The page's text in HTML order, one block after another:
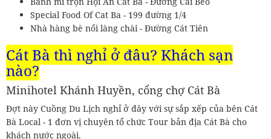
Special Food Of Cat Ba - 199 đường 1/4
Nhà hàng bè nổi làng chài - Đường Cát Tiên
Cát Bà thì nghỉ ở đâu? Khách sạn
nào?
Minihotel Khánh Huyền, cổng chợ Cát Bà
Đợt này Cuồng Du Lịch nghỉ ở đây với sự sắp xếp của bên Cát
Bà Local - 1 đơn vị chuyên tổ chức Tour bản địa Cát Bà cho
khách nước ngoài.